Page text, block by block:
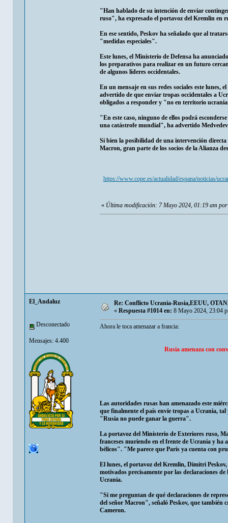
"Han hablado de su intención de enviar
ruso", ha expresado el portavoz del Kremlin en
En ese sentido, Peskov ha señalado que al
"medidas especiales".
Este lunes, el Ministerio de Defensa ha
los preparativos para realizar en un futuro
de algunos líderes occidentales.
En un mensaje en sus redes sociales este lunes,
advertido de que enviar tropas occidentales a
obligados a responder y "no en territorio
"En este caso, ninguno de ellos podrá
una catástrofe mundial", ha advertido
Si bien la posibilidad de una intervención
Macron, gran parte de los socios de la Alianza
https://www.cope.es/actualidad/espana/noticias/
« Última modificación: 7 Mayo 2024, 01:19 am
El_Andaluz
Desconectado
Mensajes: 4.400
Re: Conflicto Ucrania-Rusia,EEUU,
«Respuesta #1014 en:8 Mayo 2024, 23:04
Ahora le toca amenazar a francia:
Rusia amenaza con
Las autoridades rusas han amenazado este
que finalmente el país envíe tropas a Ucrania,
"Rusia no puede ganar la guerra".
La portavoz del Ministerio de Exteriores ruso,
franceses muriendo en el frente de Ucrania y ha
bélicos". "Me parece que París ya cuenta con
El lunes, el portavoz del Kremlin, Dimitri
motivados precisamente por las declaraciones
Ucrania.
"Si me preguntan de qué declaraciones de
del señor Macron", señaló Peskov, que también
Cameron.